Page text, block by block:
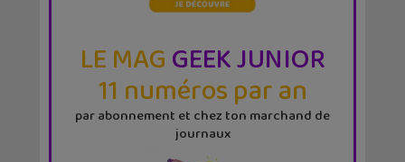
LE MAGGEEK JUNIOR
11 numéros par an
par abonnement et chez ton marchand de
journaux